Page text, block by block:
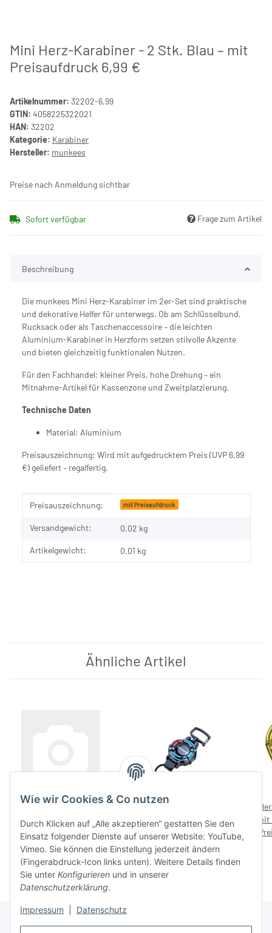
Wie wir Cookies & Co nutzen
Durch Klicken auf „Alle akzeptieren“ gestatten Sie den
Einsatz folgender Dienste auf unserer Website: YouTube,
Vimeo. Sie können die Einstellung jederzeit ändern
(Fingerabdruck-Icon links unten). Weitere Details finden
Sie unter Konfigurieren und in unserer
Datenschutzerklärung.
Impressum Datenschutz
Mini Herz-Karabiner - 2 Stk. Blau – mit
Preisaufdruck 6,99 €
Artikelnummer: 32202-6,99
GTIN: 4058225322021
HAN: 32202
Kategorie: Karabiner
Hersteller: munkees
Preise nach Anmeldung sichtbar
Sofort verfügbar Frage zum Artikel
Beschreibung
Die munkees Mini Herz-Karabiner im 2er-Set sind praktische
und dekorative Helfer für unterwegs. Ob am Schlüsselbund,
Rucksack oder als Taschenaccessoire – die leichten
Aluminium-Karabiner in Herzform setzen stilvolle Akzente
und bieten gleichzeitig funktionalen Nutzen.
Für den Fachhandel: kleiner Preis, hohe Drehung – ein
Mitnahme-Artikel für Kassenzone und Zweitplatzierung.
Technische Daten
Material: Aluminium
Preisauszeichnung: Wird mit aufgedrucktem Preis (UVP 6,99
€) geliefert – regalfertig.
Produkteigenschaft
Wert
Preisauszeichnung: mit Preisaufdruck
Versandgewicht: 0,02 kg
Artikelgewicht: 0,01 kg
Ähnliche Artikel
munkees Karabiner-haken
D-Form Schraubverschluss
Schlüsselanhänger, 3246 –
mit Preisaufdruck 4,99 €
Preise nach Anmeldung
sichtbar
Karabiner-
Schlüsselanhänger
RETRACT DIVE – mit
Preisaufdruck 9,99 €
Preise nach Anmeldung
sichtbar